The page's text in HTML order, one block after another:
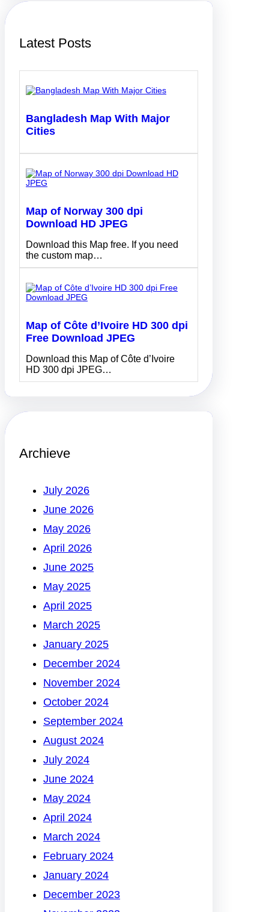
Latest Posts
Bangladesh Map With Major
Cities
Map of Norway 300 dpi
Download HD JPEG
Download this Map free. If you need
the custom map…
Map of Côte d’Ivoire HD 300 dpi
Free Download JPEG
Download this Map of Côte d’Ivoire
HD 300 dpi JPEG…
Archieve
July 2026
June 2026
May 2026
April 2026
June 2025
May 2025
April 2025
March 2025
January 2025
December 2024
November 2024
October 2024
September 2024
August 2024
July 2024
June 2024
May 2024
April 2024
March 2024
February 2024
January 2024
December 2023